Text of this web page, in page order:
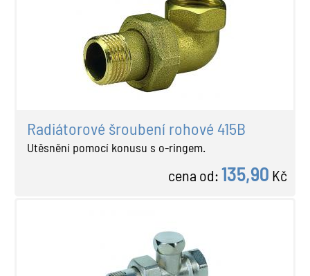
Radiátorové šroubení rohové 415B
Utěsnění pomocí konusu s o-ringem.
cena od:135,90 Kč